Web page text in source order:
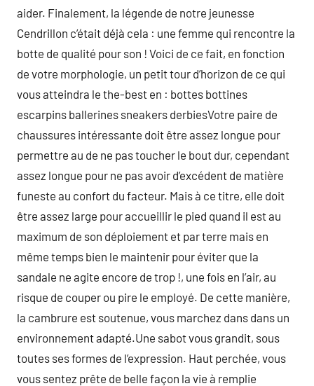
aider. Finalement, la légende de notre jeunesse
Cendrillon c’était déjà cela : une femme qui rencontre la
botte de qualité pour son ! Voici de ce fait, en fonction
de votre morphologie, un petit tour d’horizon de ce qui
vous atteindra le the-best en : bottes bottines
escarpins ballerines sneakers derbiesVotre paire de
chaussures intéressante doit être assez longue pour
permettre au de ne pas toucher le bout dur, cependant
assez longue pour ne pas avoir d’excédent de matière
funeste au confort du facteur. Mais à ce titre, elle doit
être assez large pour accueillir le pied quand il est au
maximum de son déploiement et par terre mais en
même temps bien le maintenir pour éviter que la
sandale ne agite encore de trop !, une fois en l’air, au
risque de couper ou pire le employé. De cette manière,
la cambrure est soutenue, vous marchez dans dans un
environnement adapté.Une sabot vous grandit, sous
toutes ses formes de l’expression. Haut perchée, vous
vous sentez prête de belle façon la vie à remplie